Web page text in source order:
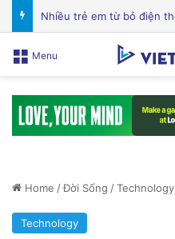
Menu
Home /Đời Sống /Technology
Technology